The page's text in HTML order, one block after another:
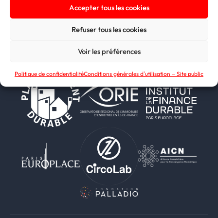
Accepter tous les cookies
Refuser tous les cookies
Voir les préférences
Politique de confidentialitéConditions générales d’utilisation – Site public
Suivez-nous sur LinkedIn
l'ASPIM est membre de